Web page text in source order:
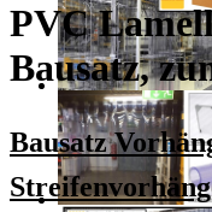
PVC
Bausatz,
Bausatz